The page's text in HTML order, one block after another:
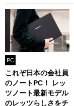
r
PC
これぞ日本の会社員
のノートPC！ レッ
ツノート最新モデル
のレッツらしさをチ